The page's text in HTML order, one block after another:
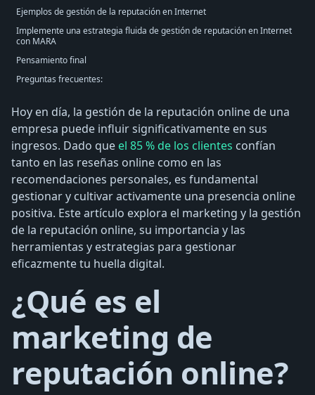
Ejemplos de gestión de la reputación en Internet
Implemente una estrategia fluida de gestión de reputación en Internet
con MARA
Pensamiento final
Preguntas frecuentes:
Hoy en día, la gestión de la reputación online de una
empresa puede influir significativamente en sus
ingresos. Dado que el 85 % de los clientes confían
tanto en las reseñas online como en las
recomendaciones personales, es fundamental
gestionar y cultivar activamente una presencia online
positiva. Este artículo explora el marketing y la gestión
de la reputación online, su importancia y las
herramientas y estrategias para gestionar
eficazmente tu huella digital.
¿Qué es el
marketing de
reputación online?